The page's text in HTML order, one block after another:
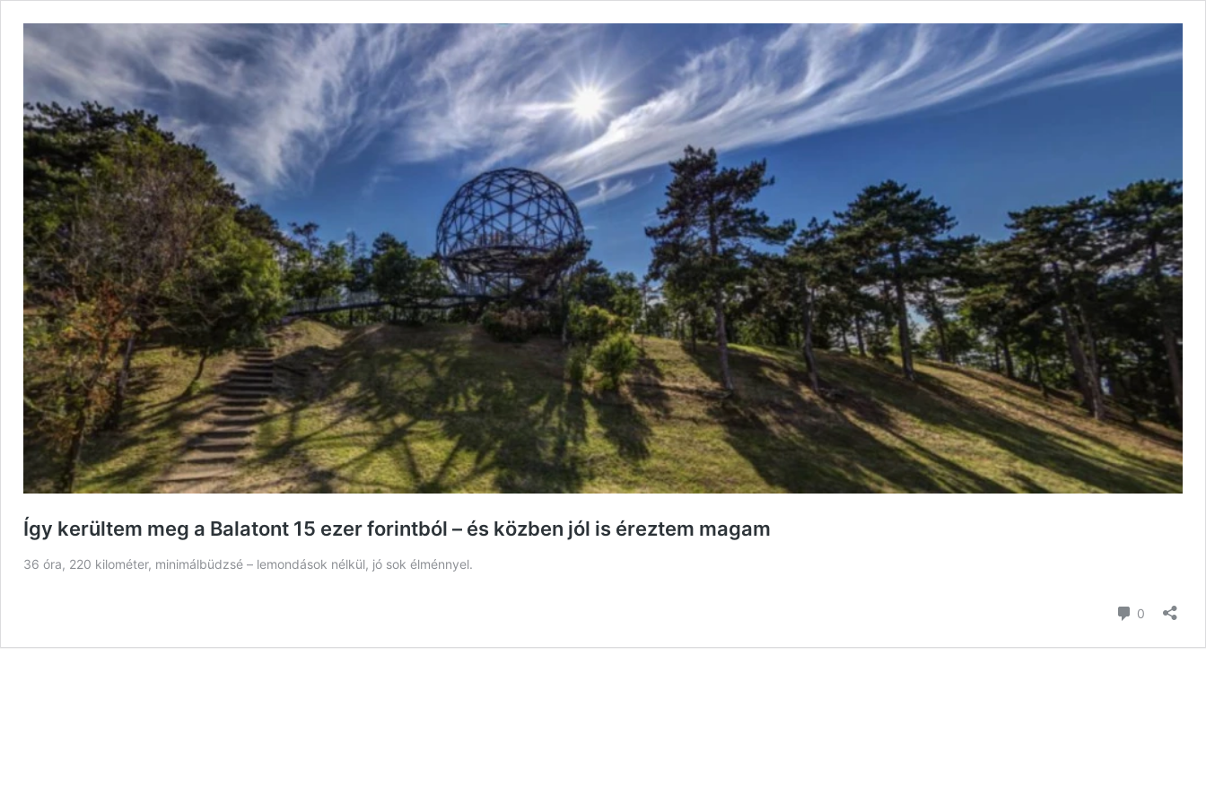
Így kerültem meg a Balatont 15 ezer forintból – és közben jól is éreztem magam
36 óra, 220 kilométer, minimálbüdzsé – lemondások nélkül, jó sok élménnyel.
0